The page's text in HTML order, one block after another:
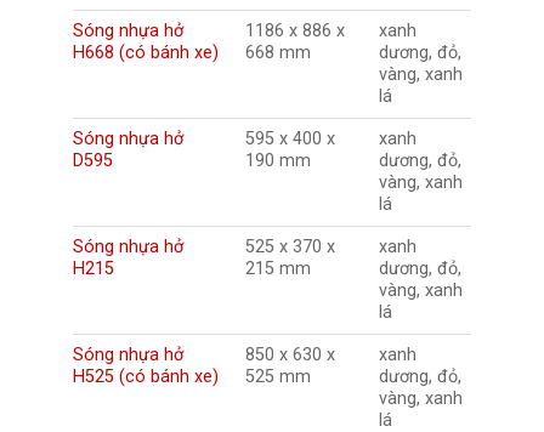
Sóng nhựa hở
H668 (có bánh xe)
1186 x 886 x
668 mm
xanh
dương, đỏ,
vàng, xanh
lá
Sóng nhựa hở
D595
595 x 400 x
190 mm
xanh
dương, đỏ,
vàng, xanh
lá
Sóng nhựa hở
H215
525 x 370 x
215 mm
xanh
dương, đỏ,
vàng, xanh
lá
Sóng nhựa hở
H525 (có bánh xe)
850 x 630 x
525 mm
xanh
dương, đỏ,
vàng, xanh
lá